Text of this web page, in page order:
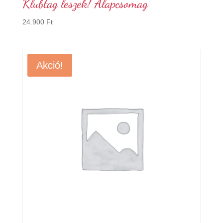
Klubtag leszek! Alapcsomag
24.900 Ft
Akció!